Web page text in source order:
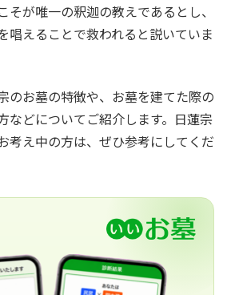
そが唯一の釈迦の教えであるとし、
唱えることで救われると説いていま
のお墓の特徴や、お墓を建てた際の
などについてご紹介します。日蓮宗
考え中の方は、ぜひ参考にしてくだ